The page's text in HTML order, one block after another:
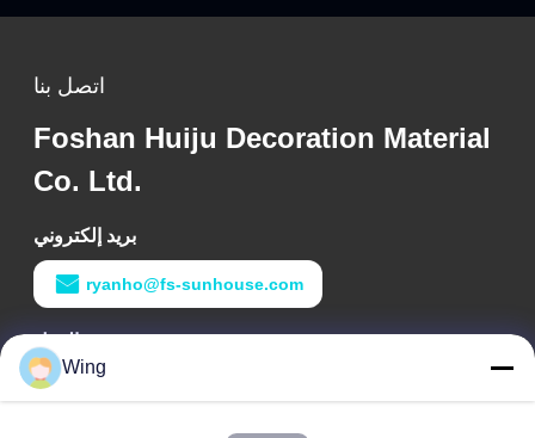
اتصل بنا
Foshan Huiju Decoration Material
Co. Ltd.
بريد إلكتروني
ryanho@fs-sunhouse.com
وقت العمل
9:00-18:00
Wing